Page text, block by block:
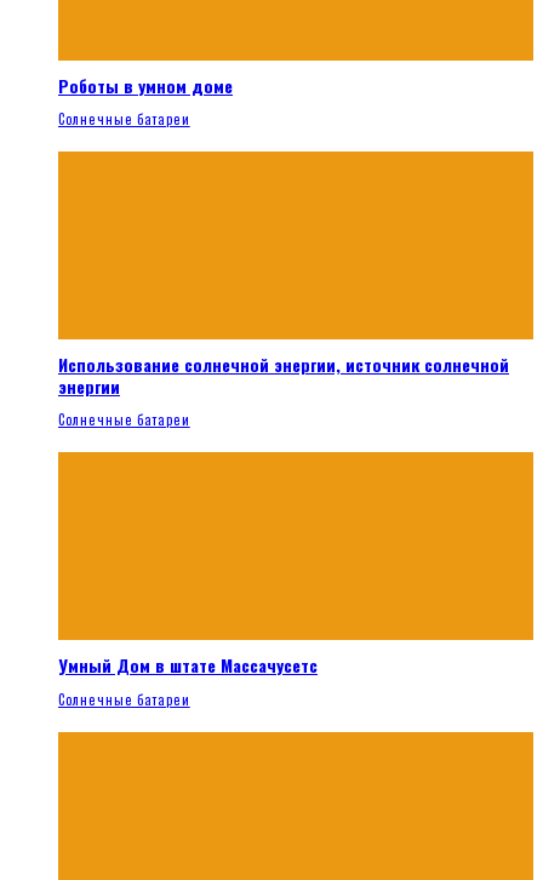
Роботы в умном доме
Солнечные батареи
Использование солнечной энергии, источник солнечной
энергии
Солнечные батареи
Умный Дом в штате Массачусетс
Солнечные батареи